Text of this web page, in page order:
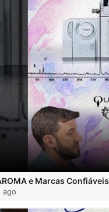
e Marcas Confiáveis
ago